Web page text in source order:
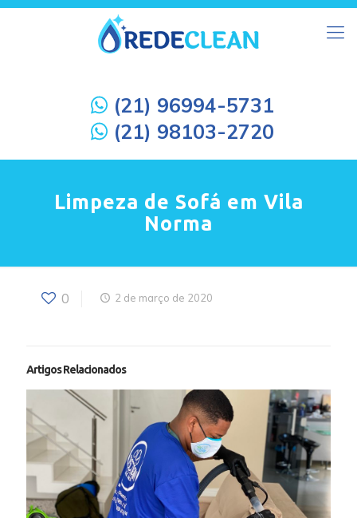
(21) 96994-5731
(21) 98103-2720
Limpeza de Sofá em Vila
Norma
0 2 de março de 2020
Artigos Relacionados